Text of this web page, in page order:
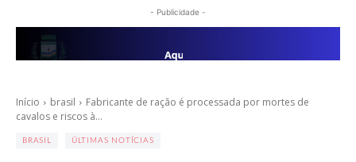
- Publicidade -
Início brasil
Fabricante de ração é processada por mortes de
cavalos e riscos à...
BRASIL ÚLTIMAS NOTÍCIAS